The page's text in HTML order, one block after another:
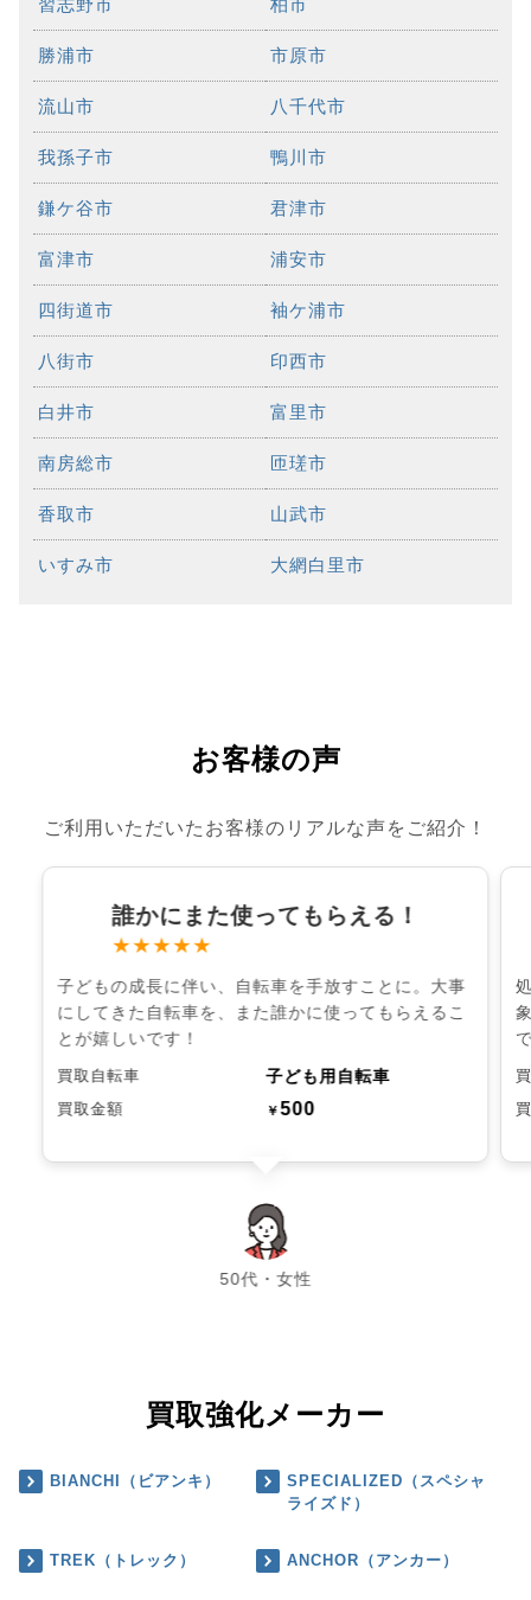
勝浦市 市原市
流山市 八千代市
我孫子市 鴨川市
鎌ケ谷市 君津市
富津市 浦安市
四街道市 袖ケ浦市
八街市 印西市
白井市 富里市
南房総市 匝瑳市
香取市 山武市
いすみ市 大網白里市
お客様の声
ご利用いただいたお客様のリアルな声をご紹介！
誰かにまた使ってもらえる！
★★★★★
子どもの成長に伴い、自転車を手放すことに。大事
にしてきた自転車を、また誰かに使ってもらえるこ
とが嬉しいです！
買取自転車 子ども用自転車
買取金額 ￥500
50代・女性
chevron_left chevron_right
買取強化メーカー
BIANCHI（ビアンキ）
SPECIALIZED（スペシャ
ライズド）
TREK（トレック） ANCHOR（アンカー）